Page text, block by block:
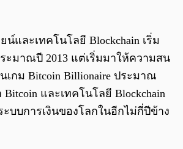
และเทคโนโลยี Blockchain เริ่ม
ะมาณปี 2013 แต่เริ่มมาให้ความสน
เกม Bitcoin Billionaire ประมาณ
และเทคโนโลยี Blockchain
บบการเงินของโลกในอีกไม่กี่ปีข้าง